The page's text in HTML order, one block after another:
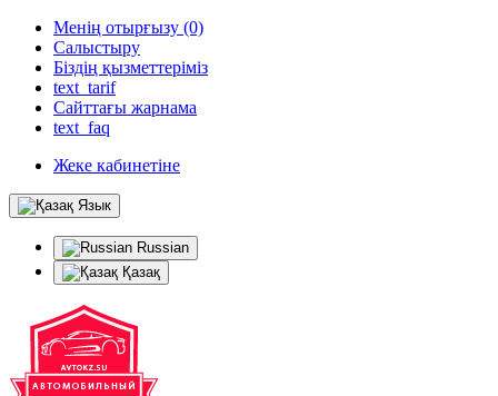
Менің отырғызу (0)
Салыстыру
Біздің қызметтеріміз
text_tarif
Сайттағы жарнама
text_faq
Жеке кабинетіне
Язык
Russian
Қазақ